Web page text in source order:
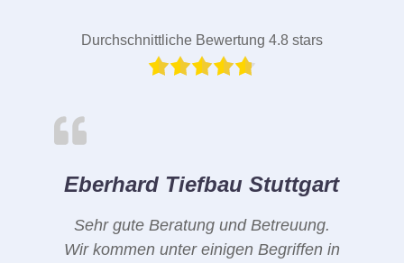
Durchschnittliche Bewertung 4.8 stars
Eberhard Tiefbau Stuttgart
Sehr gute Beratung und Betreuung.
Wir kommen unter einigen Begriffen in